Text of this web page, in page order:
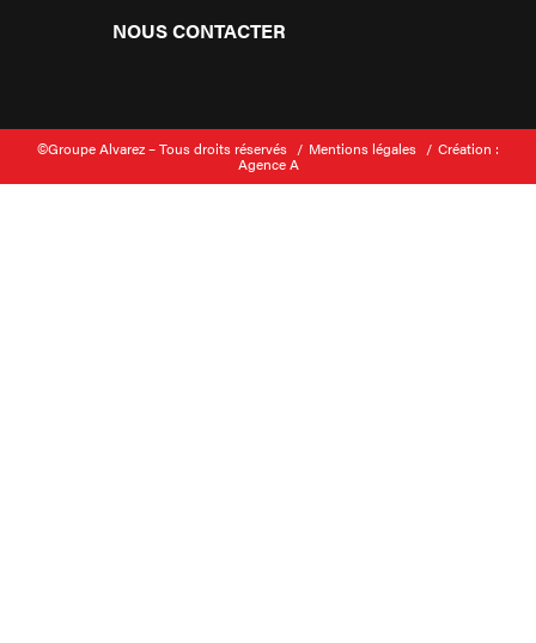
NOUS CONTACTER
©Groupe Alvarez – Tous droits réservés Mentions légales Création :
Agence A